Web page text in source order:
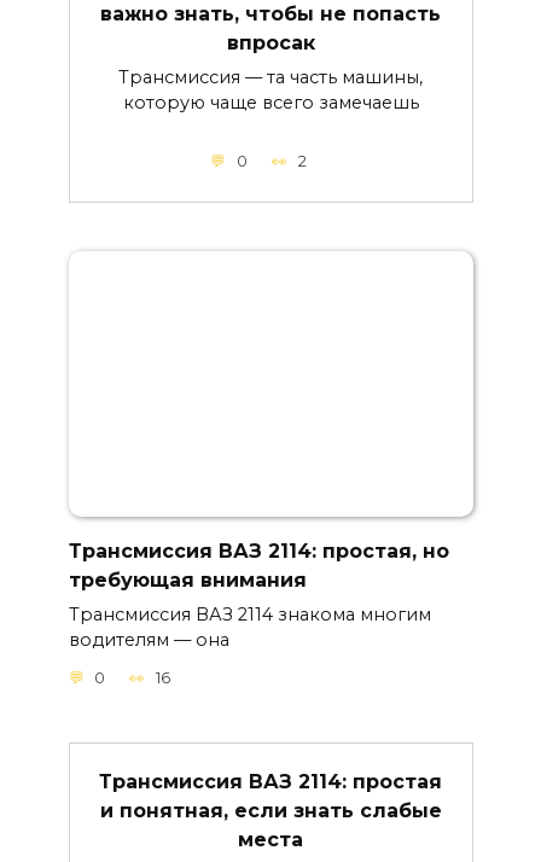
важно знать, чтобы не попасть
впросак
Трансмиссия — та часть машины,
которую чаще всего замечаешь
0 2
Трансмиссия ВАЗ 2114: простая, но
требующая внимания
Трансмиссия ВАЗ 2114 знакома многим
водителям — она
0 16
Трансмиссия ВАЗ 2114: простая
и понятная, если знать слабые
места